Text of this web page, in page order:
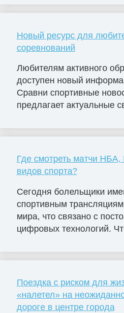
Новый ресурс для
соревнований
Любителям активного
доступен новый
Сравни спортивные
предлагает актуальные
Где смотреть матчи НБА,
видов спорта?
Сегодня болельщики
спортивным
мира, что связано с
цифровых технологий.
Поездка с риском для
«налетел» на
дороге в центре города